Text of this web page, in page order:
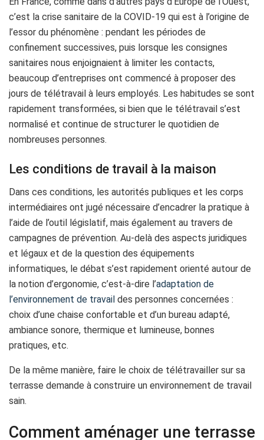
c’est la crise sanitaire de la COVID-19 qui est à l’origine de
l’essor du phénomène : pendant les périodes de
confinement successives, puis lorsque les consignes
sanitaires nous enjoignaient à limiter les contacts,
beaucoup d’entreprises ont commencé à proposer des
jours de télétravail à leurs employés. Les habitudes se sont
rapidement transformées, si bien que le télétravail s’est
normalisé et continue de structurer le quotidien de
nombreuses personnes.
Les conditions de travail à la maison
Dans ces conditions, les autorités publiques et les corps
intermédiaires ont jugé nécessaire d’encadrer la pratique à
l’aide de l’outil législatif, mais également au travers de
campagnes de prévention. Au-delà des aspects juridiques
et légaux et de la question des équipements
informatiques, le débat s’est rapidement orienté autour de
la notion d’ergonomie, c’est-à-dire l’adaptation de
l’environnement de travail des personnes concernées :
choix d’une chaise confortable et d’un bureau adapté,
ambiance sonore, thermique et lumineuse, bonnes
pratiques, etc.
De la même manière, faire le choix de télétravailler sur sa
terrasse demande à construire un environnement de travail
sain.
Comment aménager une terrasse